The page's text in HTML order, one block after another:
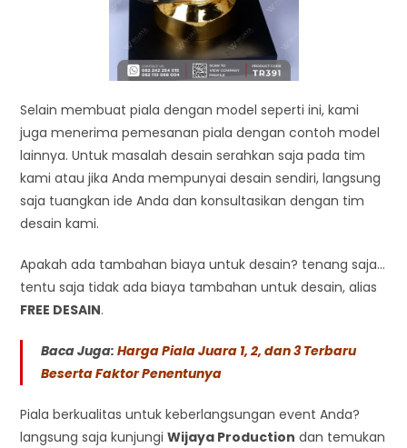
Selain membuat piala dengan model seperti ini, kami
juga menerima pemesanan piala dengan contoh model
lainnya. Untuk masalah desain serahkan saja pada tim
kami atau jika Anda mempunyai desain sendiri, langsung
saja tuangkan ide Anda dan konsultasikan dengan tim
desain kami.
Apakah ada tambahan biaya untuk desain? tenang saja…
tentu saja tidak ada biaya tambahan untuk desain, alias
FREE DESAIN.
Baca Juga:Harga Piala Juara 1, 2, dan 3 Terbaru
Beserta Faktor Penentunya
Piala berkualitas untuk keberlangsungan event Anda?
langsung saja kunjungiWijaya Production dan temukan